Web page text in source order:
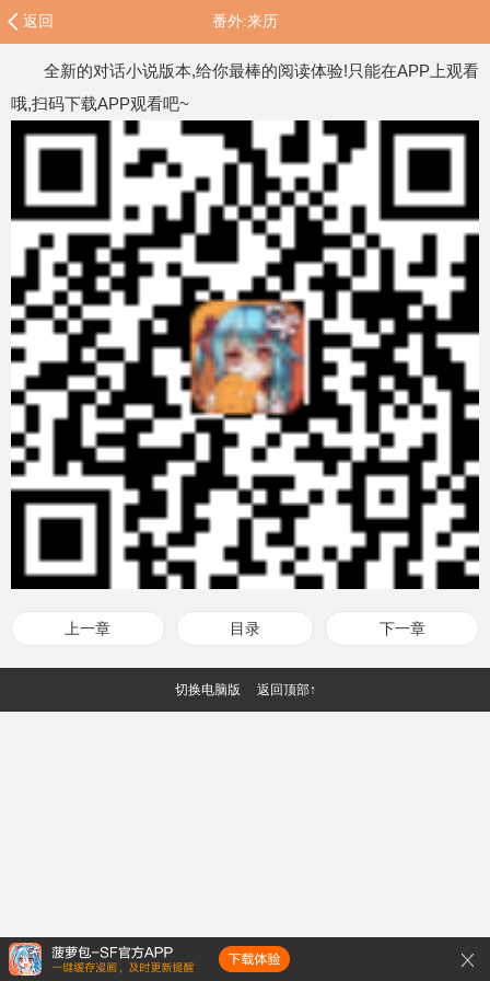
返回 番外:来历
全新的对话小说版本,给你最棒的阅读体验!只能在APP上观看
哦,扫码下载APP观看吧~
上一章 目录 下一章
切换电脑版 返回顶部↑